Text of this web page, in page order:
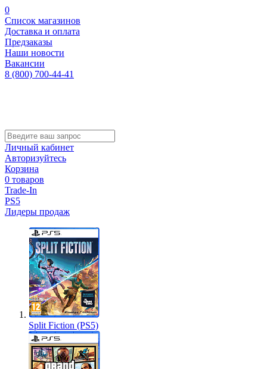
0
Список магазинов
Доставка и оплата
Предзаказы
Наши новости
Вакансии
8 (800) 700-44-41
Личный кабинет
Авторизуйтесь
Корзина
0 товаров
Trade-In
PS5
Лидеры продаж
Split Fiction (PS5)